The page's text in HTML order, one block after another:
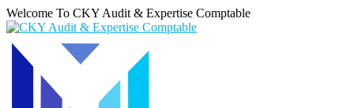
Welcome To CKY Audit & Expertise Comptable